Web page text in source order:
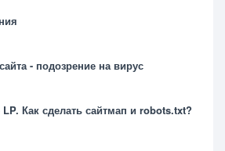
- подозрение на вирус
Как сделать сайтмап и robots.txt?